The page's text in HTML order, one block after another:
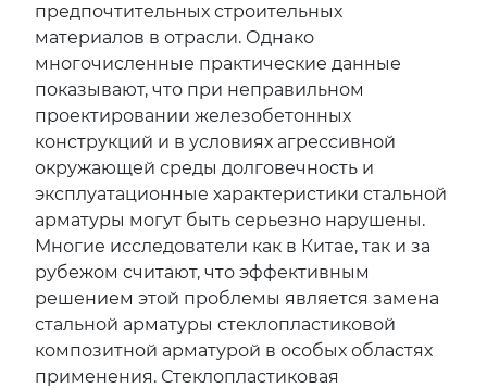
предпочтительных строительных
материалов в отрасли. Однако
многочисленные практические данные
показывают, что при неправильном
проектировании железобетонных
конструкций и в условиях агрессивной
окружающей среды долговечность и
эксплуатационные характеристики стальной
арматуры могут быть серьезно нарушены.
Многие исследователи как в Китае, так и за
рубежом считают, что эффективным
решением этой проблемы является замена
стальной арматуры стеклопластиковой
композитной арматурой в особых областях
применения. Стеклопластиковая